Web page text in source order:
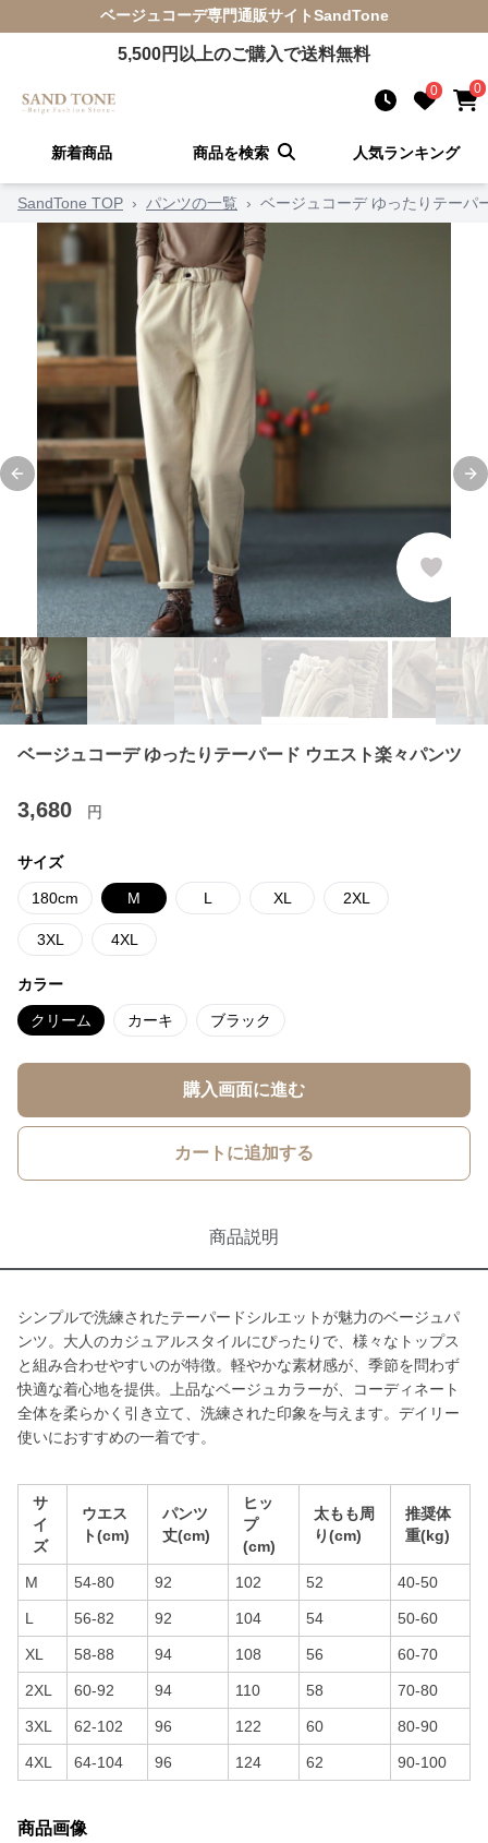
ベージュコーデ専門通販サイトSandTone
5,500円以上のご購入で送料無料
0 0
新着商品 商品を検索 人気ランキング
SandTone TOP › パンツの一覧 › ベージュコーデ ゆったりテーパ
Previous slide
ベージュコーデ ゆったりテーパード ウエスト楽々パンツ
3,680 円
サイズ
180cm M L XL 2XL
3XL 4XL
カラー
クリーム カーキ ブラック
購入画面に進む
カートに追加する
商品説明
シンプルで洗練されたテーパードシルエットが魅力のベージュパ
ンツ。大人のカジュアルスタイルにぴったりで、様々なトップス
と組み合わせやすいのが特徴。軽やかな素材感が、季節を問わず
快適な着心地を提供。上品なベージュカラーが、コーディネート
全体を柔らかく引き立て、洗練された印象を与えます。デイリー
使いにおすすめの一着です。
サ
イ
ズ
ウエス
ト(cm)
パンツ
丈(cm)
ヒッ
プ
(cm)
太もも周
り(cm)
推奨体
重(kg)
M 54-80 92 102 52 40-50
L 56-82 92 104 54 50-60
XL 58-88 94 108 56 60-70
2XL 60-92 94 110 58 70-80
3XL 62-102 96 122 60 80-90
4XL 64-104 96 124 62 90-100
商品画像